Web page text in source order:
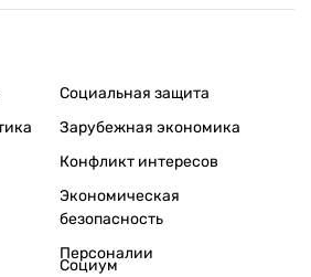
Социальная защита
Зарубежная экономика
Конфликт интересов
Экономическая
безопасность
Персоналии
Социум